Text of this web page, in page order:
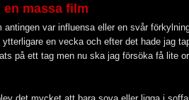
massa film
antingen var influensa eller en svår
en vecka och efter det hade jag
på ett tag men nu ska jag försöka få lite